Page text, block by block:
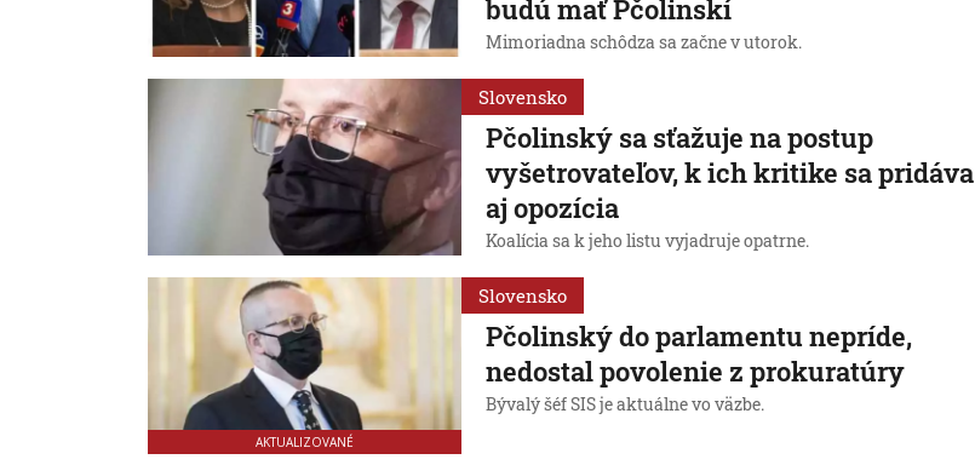
budú mať Pčolinskí
Mimoriadna schôdza sa začne v utorok.
Slovensko
Pčolinský sa sťažuje na postup
vyšetrovateľov, k ich kritike sa pridáva
aj opozícia
Koalícia sa k jeho listu vyjadruje opatrne.
AKTUALIZOVANÉ
Slovensko
Pčolinský do parlamentu nepríde,
nedostal povolenie z prokuratúry
Bývalý šéf SIS je aktuálne vo väzbe.